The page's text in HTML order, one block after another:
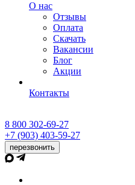
О нас
Отзывы
Оплата
Скачать
Вакансии
Блог
Акции
Контакты
8 800 302-69-27
+7 (903) 403-59-27
перезвонить